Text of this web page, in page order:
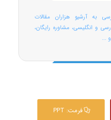
به آرشیو هزاران مقالات
و انگلیسی، مشاوره رایگان،
...
فرمت: PPT